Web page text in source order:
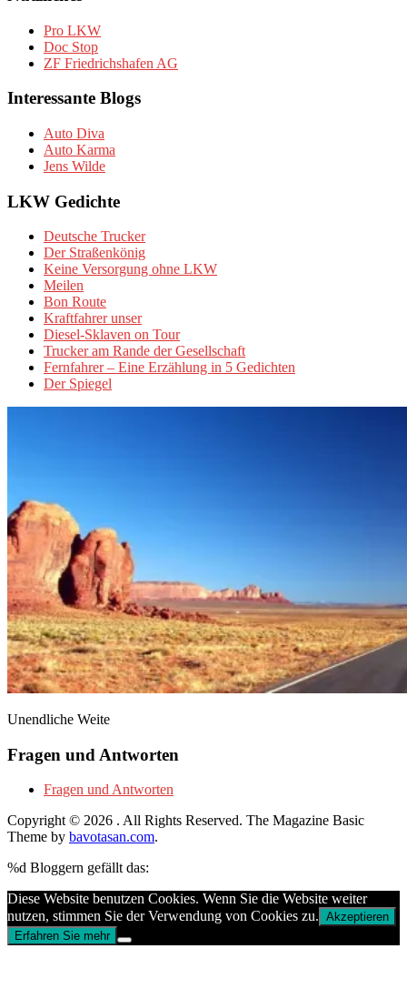
Pro LKW
Doc Stop
ZF Friedrichshafen AG
Interessante Blogs
Auto Diva
Auto Karma
Jens Wilde
LKW Gedichte
Deutsche Trucker
Der Straßenkönig
Keine Versorgung ohne LKW
Meilen
Bon Route
Kraftfahrer unser
Diesel-Sklaven on Tour
Trucker am Rande der Gesellschaft
Fernfahrer – Eine Erzählung in 5 Gedichten
Der Spiegel
Unendliche Weite
Fragen und Antworten
Fragen und Antworten
Copyright © 2026 . All Rights Reserved. The Magazine Basic
Theme by bavotasan.com.
%d Bloggern gefällt das:
Diese Website benutzen Cookies. Wenn Sie die Website weiter
nutzen, stimmen Sie der Verwendung von Cookies zu. Akzeptieren
Erfahren Sie mehr